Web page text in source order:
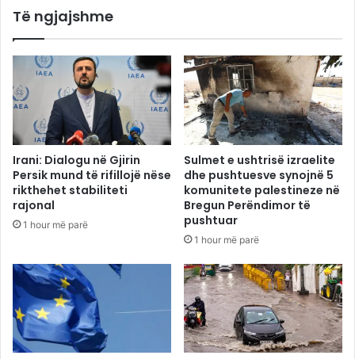
Të ngjajshme
Irani: Dialogu në Gjirin
Persik mund të rifillojë nëse
rikthehet stabiliteti
rajonal
1 hour më parë
Sulmet e ushtrisë izraelite
dhe pushtuesve synojnë 5
komunitete palestineze në
Bregun Perëndimor të
pushtuar
1 hour më parë